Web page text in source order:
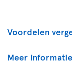
Voordelen
Meer